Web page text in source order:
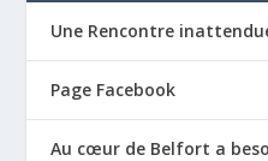
Une Rencontre
Page Facebook
Au cœur de Belfort a